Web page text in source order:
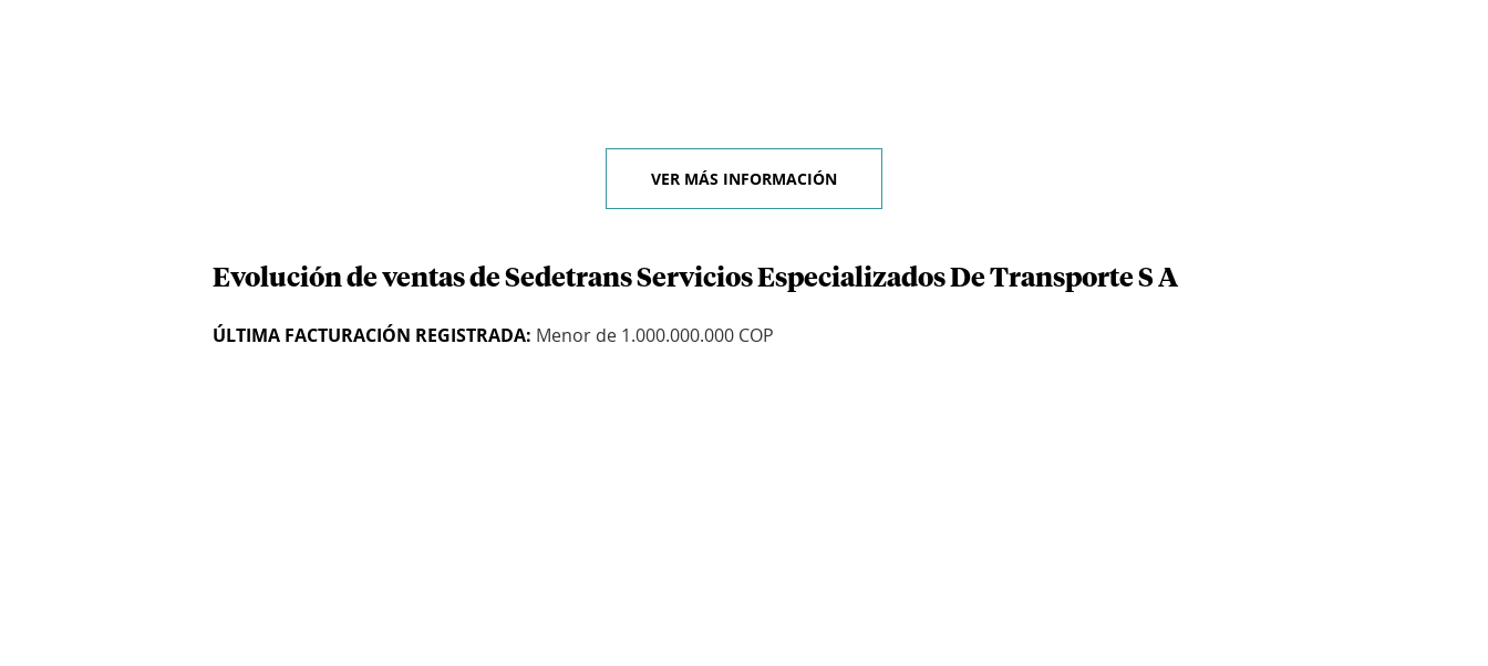
VER MÁS INFORMACIÓN
Evolución de ventas de Sedetrans Servicios Especializados De Transporte S A
ÚLTIMA FACTURACIÓN REGISTRADA: Menor de 1.000.000.000 COP